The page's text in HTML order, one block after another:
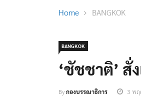
Home BANGKOK
BANGKOK
‘ชัชชาติ’ สั่
Byกองบรรณาธิการ 3 พ